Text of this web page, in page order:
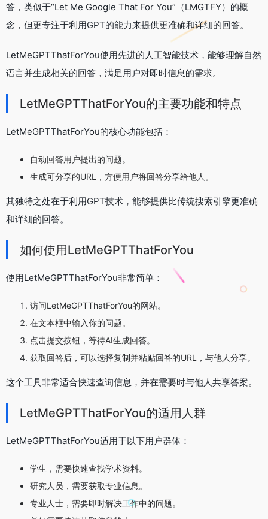
答，类似于“Let Me Google That For You”（LMGTFY）的概
念，但更专注于利用GPT的能力来提供更准确和详细的回答。
LetMeGPTThatForYou使用先进的人工智能技术，能够理解自然
语言并生成相关的回答，满足用户对即时信息的需求。
LetMeGPTThatForYou的主要功能和特点
LetMeGPTThatForYou的核心功能包括：
自动回答用户提出的问题。
生成可分享的URL，方便用户将回答分享给他人。
其独特之处在于利用GPT技术，能够提供比传统搜索引擎更准确
和详细的回答。
如何使用LetMeGPTThatForYou
使用LetMeGPTThatForYou非常简单：
访问LetMeGPTThatForYou的网站。
在文本框中输入你的问题。
点击提交按钮，等待AI生成回答。
获取回答后，可以选择复制并粘贴回答的URL，与他人分享。
这个工具非常适合快速查询信息，并在需要时与他人共享答案。
LetMeGPTThatForYou的适用人群
LetMeGPTThatForYou适用于以下用户群体：
学生，需要快速查找学术资料。
研究人员，需要获取专业信息。
专业人士，需要即时解决工作中的问题。